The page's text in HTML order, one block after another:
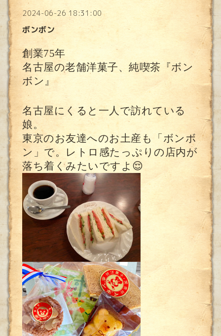
2024-06-26 18:31:00
ボンボン
創業75年
名古屋の老舗洋菓子、純喫茶『ボン
ボン』
名古屋にくると一人で訪れている
娘。
東京のお友達へのお土産も「ボンボ
ン」で。レトロ感たっぷりの店内が
落ち着くみたいですよ😌